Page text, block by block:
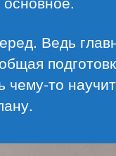
Ведь
чему-то